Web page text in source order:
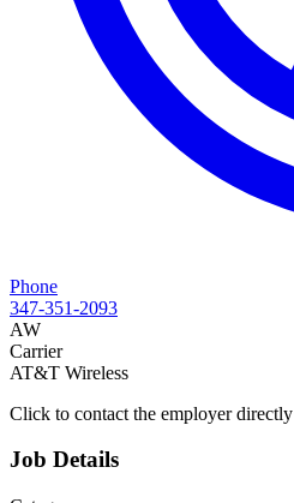
Phone
347-351-2093
AW
Carrier
AT&T Wireless
Click to contact the employer directly
Job Details